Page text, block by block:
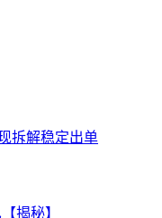
拆解稳定出单
揭秘】